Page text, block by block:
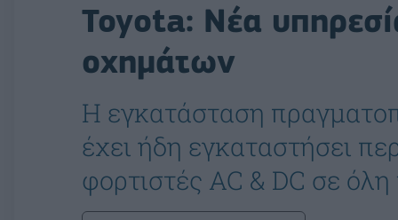
Toyota: Νέα
οχημάτων
Η εγκατάσταση
έχει ήδη εγκαταστήσει
φορτιστές AC & DC σε όλη